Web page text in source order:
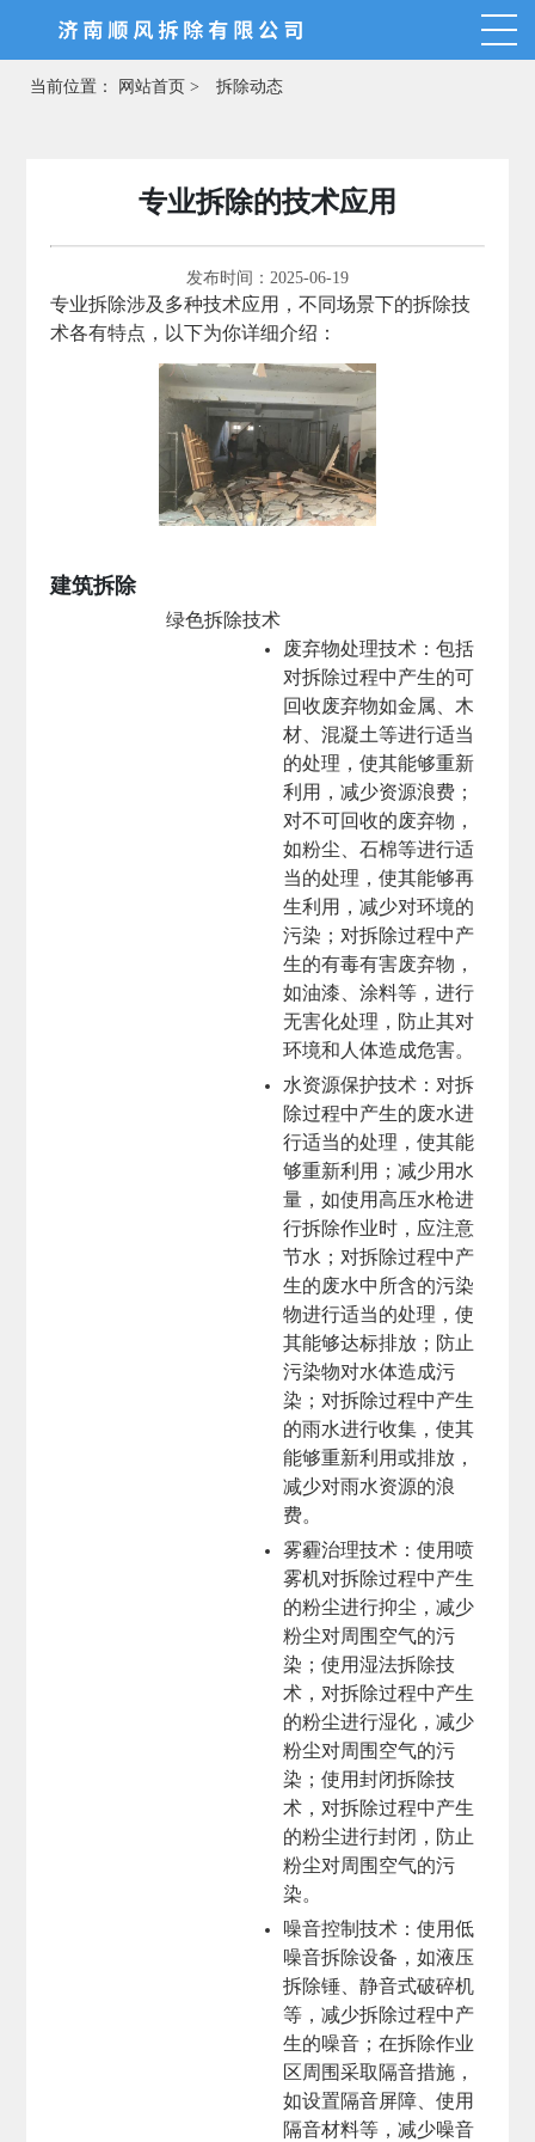
当前位置： 网站首页 > 拆除动态
专业拆除的技术应用
发布时间：2025-06-19
专业拆除涉及多种技术应用，不同场景下的拆除技
术各有特点，以下为你详细介绍：
建筑拆除
绿色拆除技术
废弃物处理技术：包括
对拆除过程中产生的可
回收废弃物如金属、木
材、混凝土等进行适当
的处理，使其能够重新
利用，减少资源浪费；
对不可回收的废弃物，
如粉尘、石棉等进行适
当的处理，使其能够再
生利用，减少对环境的
污染；对拆除过程中产
生的有毒有害废弃物，
如油漆、涂料等，进行
无害化处理，防止其对
环境和人体造成危害。
水资源保护技术：对拆
除过程中产生的废水进
行适当的处理，使其能
够重新利用；减少用水
量，如使用高压水枪进
行拆除作业时，应注意
节水；对拆除过程中产
生的废水中所含的污染
物进行适当的处理，使
其能够达标排放；防止
污染物对水体造成污
染；对拆除过程中产生
的雨水进行收集，使其
能够重新利用或排放，
减少对雨水资源的浪
费。
雾霾治理技术：使用喷
雾机对拆除过程中产生
的粉尘进行抑尘，减少
粉尘对周围空气的污
染；使用湿法拆除技
术，对拆除过程中产生
的粉尘进行湿化，减少
粉尘对周围空气的污
染；使用封闭拆除技
术，对拆除过程中产生
的粉尘进行封闭，防止
粉尘对周围空气的污
染。
噪音控制技术：使用低
噪音拆除设备，如液压
拆除锤、静音式破碎机
等，减少拆除过程中产
生的噪音；在拆除作业
区周围采取隔音措施，
如设置隔音屏障、使用
隔音材料等，减少噪音